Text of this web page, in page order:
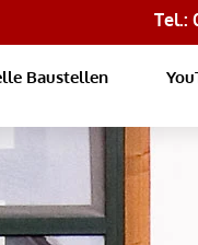
Tel.:
Baustellen